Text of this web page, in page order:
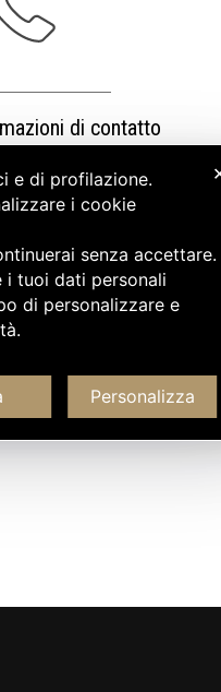
di contatto
e di profilazione.
i cookie
senza
i tuoi dati personali
di personalizzare e
Personalizza